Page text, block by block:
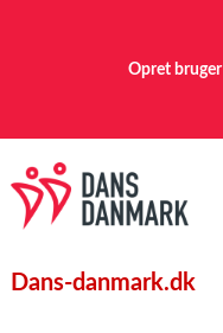
Opret bruger
Dans-danmark.dk